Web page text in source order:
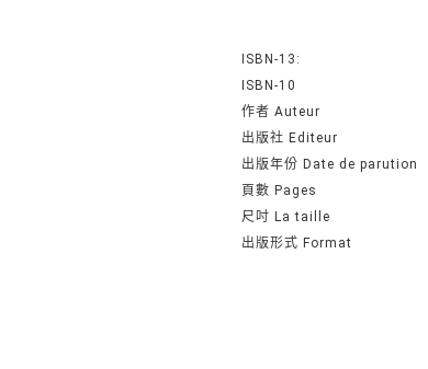
ISBN-13:
ISBN-10
作者 Auteur
出版社 Editeur
出版年份 Date de parution
頁數 Pages
尺吋 La taille
出版形式 Format